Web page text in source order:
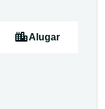
Alugar